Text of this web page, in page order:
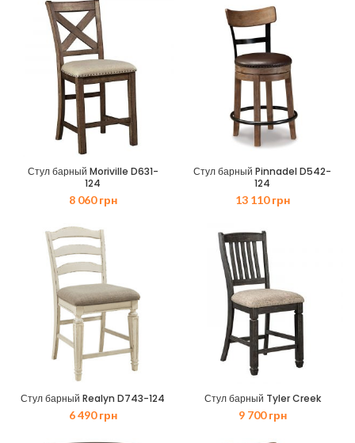
Стул барный Moriville D631-
124
8 060грн
Стул барный Pinnadel D542-
124
13 110грн
Стул барный Realyn D743-124
6 490грн
Стул барный Tyler Creek
9 700грн